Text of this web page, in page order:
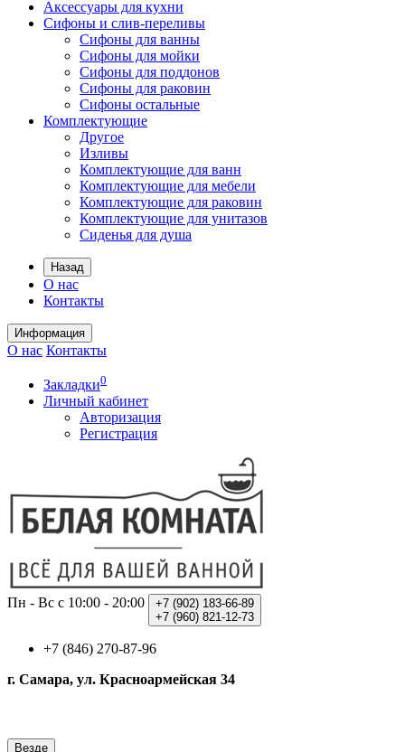
Аксессуары для кухни
Сифоны и слив-переливы
Сифоны для ванны
Сифоны для мойки
Сифоны для поддонов
Сифоны для раковин
Сифоны остальные
Комплектующие
Другое
Изливы
Комплектующие для ванн
Комплектующие для мебели
Комплектующие для раковин
Комплектующие для унитазов
Сиденья для душа
Назад
О нас
Контакты
Информация
О нас Контакты
Закладки0
Личный кабинет
Авторизация
Регистрация
Пн - Вс с 10:00 - 20:00 +7 (902) 183-66-89
+7 (960) 821-12-73
+7 (846) 270-87-96
г. Самара, ул. Красноармейская 34
Везде